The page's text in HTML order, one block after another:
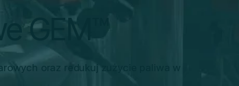
GEM™
oraz redukuj zużycie paliwa w